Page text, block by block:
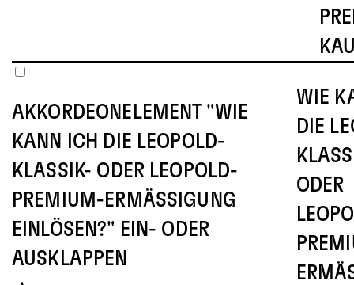
WIE
DIE
ODER
AKKORDEONELEMENT "WIE
KANN ICH DIE LEOPOLD-
KLASSIK- ODER LEOPOLD-
PREMIUM-ERMÄSSIGUNG E
INLÖSEN?" EIN- ODER A
USKLAPPEN